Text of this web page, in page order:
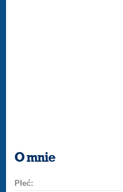
O mnie
Płeć: